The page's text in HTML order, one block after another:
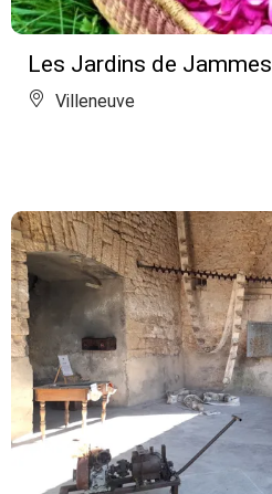
Les Jardins de Jammes
Villeneuve